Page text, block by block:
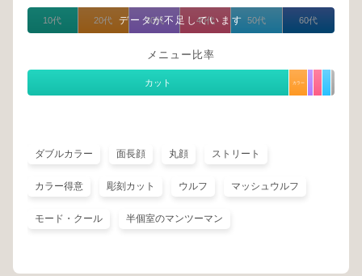
データが不足しています
10代 20代 30代 40代 50代 60代
メニュー比率
カット カラー
ダブルカラー 面長顔 丸顔 ストリート
カラー得意 彫刻カット ウルフ マッシュウルフ
モード・クール 半個室のマンツーマン